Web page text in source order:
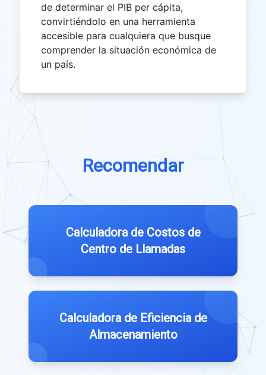
de determinar el PIB per cápita,
convirtiéndolo en una herramienta
accesible para cualquiera que busque
comprender la situación económica de
un país.
Recomendar
Calculadora de Costos de
Centro de Llamadas
Calculadora de Eficiencia de
Almacenamiento